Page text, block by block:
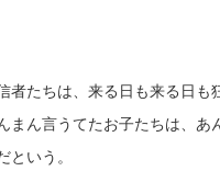
者たちは、来る日も来る日も
まん言うてたお子たちは、あ
という。